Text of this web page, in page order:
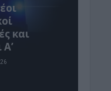
και